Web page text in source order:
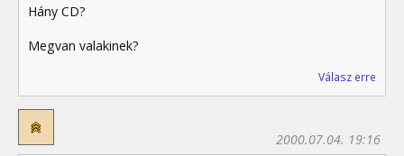
Hány CD?
Megvan valakinek?
Válasz erre
2000.07.04. 19:16